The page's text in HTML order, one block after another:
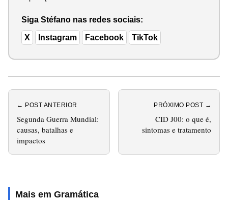
Siga Stéfano nas redes sociais:
X Instagram Facebook TikTok
← POST ANTERIOR
Segunda Guerra Mundial:
causas, batalhas e
impactos
PRÓXIMO POST →
CID J00: o que é,
sintomas e tratamento
Mais em Gramática